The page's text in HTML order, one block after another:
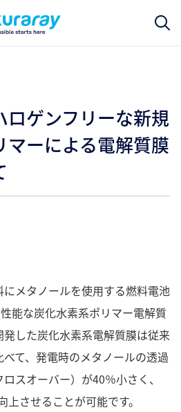
ロゲンフリーな新規
マーによる電解質膜
メタノールを使用する燃料電池
性能な炭化水素系ポリマー電解質
した炭化水素系電解質膜は従来
て、発電時のメタノールの透過
スオーバー）が40％小さく、
させることが可能です。